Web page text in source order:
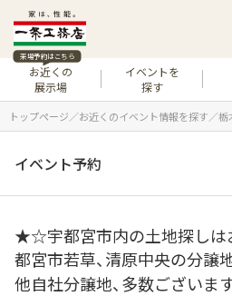
来場予約はこちら
お近くの
展示場
イベントを
探す
トップページ お近くのイベント情報を探す 栃
イベント予約
★☆宇都宮市内の土地探し
都宮市若草、清原中央の分譲地
他自社分譲地、多数ございます